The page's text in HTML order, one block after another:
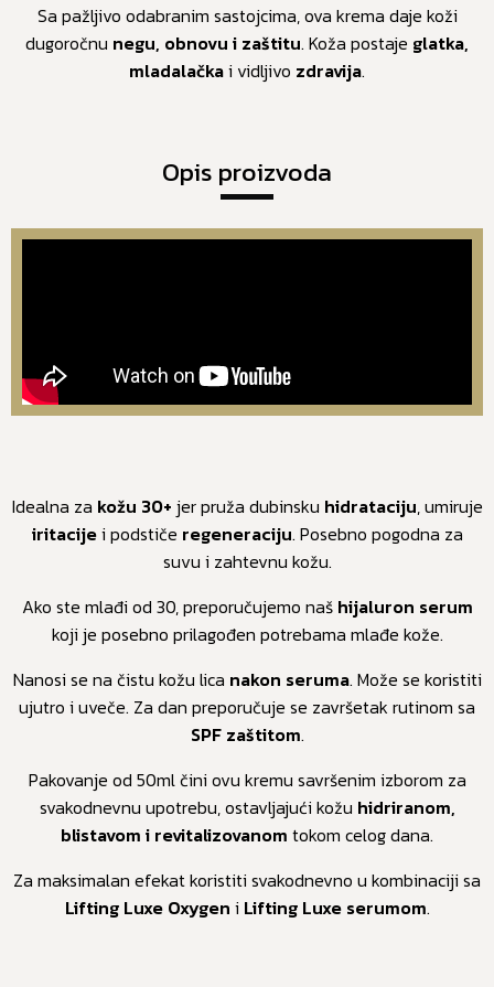
Sa pažljivo odabranim sastojcima, ova krema daje koži
dugoročnu negu, obnovu i zaštitu. Koža postaje glatka,
mladalačkai vidljivo zdravija.
Opis proizvoda
Idealna za kožu 30+ jer pruža dubinsku hidrataciju, umiruje
iritacijei podstiče regeneraciju. Posebno pogodna za
suvu i zahtevnu kožu.
Ako ste mlađi od 30, preporučujemo naš hijaluron serum
koji je posebno prilagođen potrebama mlađe kože.
Nanosi se na čistu kožu lica nakon seruma. Može se koristiti
ujutro i uveče. Za dan preporučuje se završetak rutinom sa
SPF zaštitom.
Pakovanje od 50ml čini ovu kremu savršenim izborom za
svakodnevnu upotrebu, ostavljajući kožu hidriranom,
blistavom i revitalizovanom tokom celog dana.
Za maksimalan efekat koristiti svakodnevno u kombinaciji sa
Lifting Luxe Oxygen i Lifting Luxe serumom.